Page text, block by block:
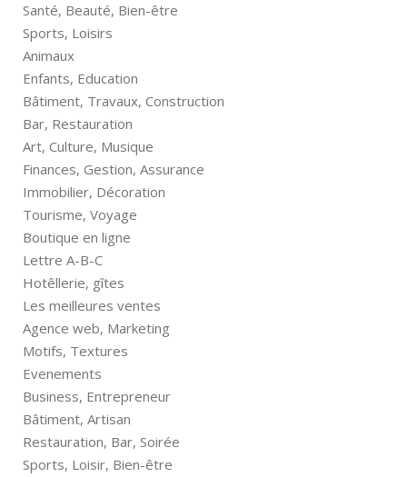
Santé, Beauté, Bien-être
Sports, Loisirs
Animaux
Enfants, Education
Bâtiment, Travaux, Construction
Bar, Restauration
Art, Culture, Musique
Finances, Gestion, Assurance
Immobilier, Décoration
Tourisme, Voyage
Boutique en ligne
Lettre A-B-C
Hotêllerie, gîtes
Les meilleures ventes
Agence web, Marketing
Motifs, Textures
Evenements
Business, Entrepreneur
Bâtiment, Artisan
Restauration, Bar, Soirée
Sports, Loisir, Bien-être